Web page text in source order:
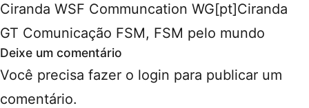
Ciranda WSF Communcation WG[pt]Ciranda
GT Comunicação FSM, FSM pelo mundo
Deixe um comentário
Você precisa fazer o login para publicar um
comentário.